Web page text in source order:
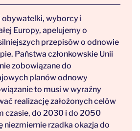
obywatelki, wyborcy i
Europy, apelujemy o
przepisów o odnowie
Państwa członkowskie Unii
zobowiązane do
planów odnowy
to musi w wyraźny
realizację założonych celów
czasie, do 2030 i do 2050
niezmiernie rzadka okazja do